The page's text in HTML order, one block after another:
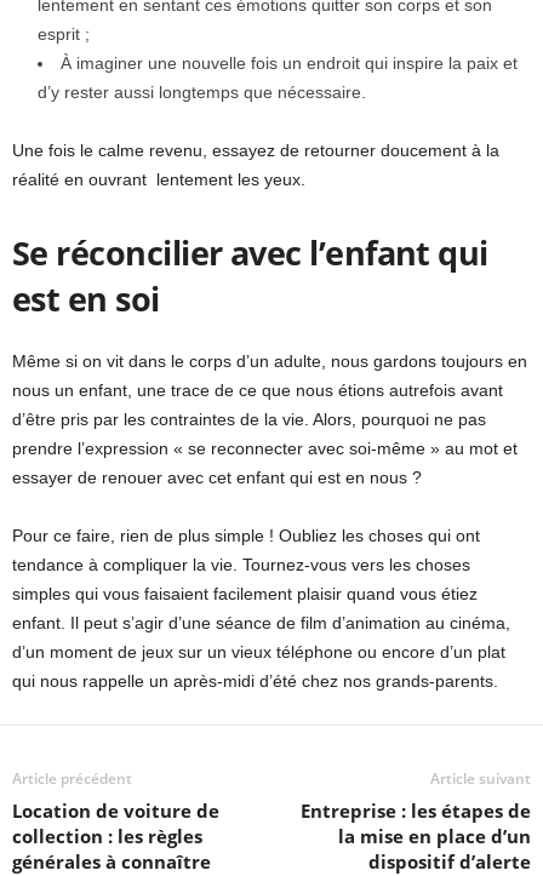
lentement en sentant ces émotions quitter son corps et son
esprit ;
À imaginer une nouvelle fois un endroit qui inspire la paix et
d’y rester aussi longtemps que nécessaire.
Une fois le calme revenu, essayez de retourner doucement à la
réalité en ouvrant lentement les yeux.
Se réconcilier avec l’enfant qui
est en soi
Même si on vit dans le corps d’un adulte, nous gardons toujours en
nous un enfant, une trace de ce que nous étions autrefois avant
d’être pris par les contraintes de la vie. Alors, pourquoi ne pas
prendre l’expression « se reconnecter avec soi-même » au mot et
essayer de renouer avec cet enfant qui est en nous ?
Pour ce faire, rien de plus simple ! Oubliez les choses qui ont
tendance à compliquer la vie. Tournez-vous vers les choses
simples qui vous faisaient facilement plaisir quand vous étiez
enfant. Il peut s’agir d’une séance de film d’animation au cinéma,
d’un moment de jeux sur un vieux téléphone ou encore d’un plat
qui nous rappelle un après-midi d’été chez nos grands-parents.
Article précédent
Location de voiture de
collection : les règles
générales à connaître
Article suivant
Entreprise : les étapes de
la mise en place d’un
dispositif d’alerte